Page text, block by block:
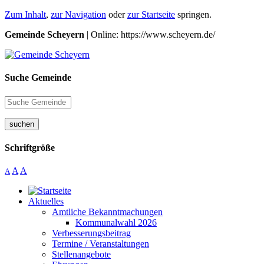
Zum Inhalt, zur Navigation oderzur Startseite springen.
Gemeinde Scheyern | Online: https://www.scheyern.de/
Suche Gemeinde
suchen
Schriftgröße
A A A
Aktuelles
Amtliche Bekanntmachungen
Kommunalwahl 2026
Verbesserungsbeitrag
Termine / Veranstaltungen
Stellenangebote